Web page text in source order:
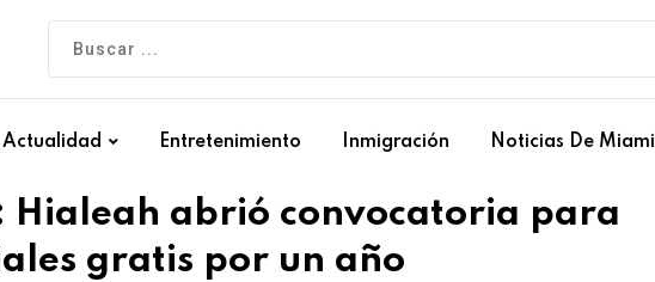
Actualidad Entretenimiento Inmigración Noticias De Miami
Hialeah abrió convocatoria para
gratis por un año